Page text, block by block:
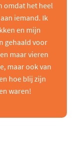
omdat het heel
iemand. Ik
en mijn
gehaald voor
maar vieren
maar ook van
hoe blij zijn
waren!